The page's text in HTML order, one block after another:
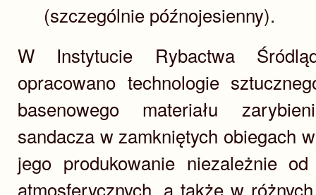
(szczególnie późnojesienny).
W Instytucie Rybactwa
opracowano technologie
basenowego materiału
sandacza w zamkniętych obiegach
jego produkowanie niezależnie
atmosferycznych, a także w